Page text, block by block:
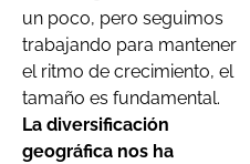
un poco, pero seguimos
trabajando para mantener
el ritmo de crecimiento, el
tamaño es fundamental.
La diversificación
geográfica nos ha